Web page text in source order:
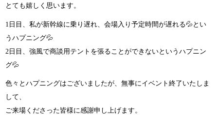
とても嬉しく思います。
1日目、私が新幹線に乗り遅れ、会場入り予定時間が遅れる💦とい
うハプニング💦
2日目、強風で商談用テントを張ることができないというハプニン
グ💦
色々とハプニングはございましたが、無事にイベント終了いたしま
して、
ご来場くださった皆様に感謝申し上げます。